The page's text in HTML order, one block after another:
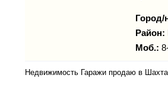
Город/
Район:
Моб.:
Недвижимость Гаражи продаю в